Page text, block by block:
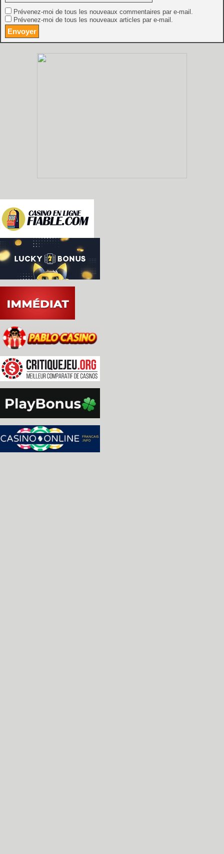
Prévenez-moi de tous les nouveaux commentaires par e-mail.
Prévenez-moi de tous les nouveaux articles par e-mail.